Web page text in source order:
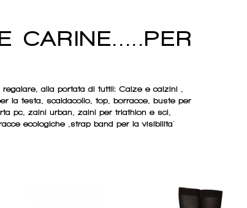
CARINE.....PER
alla portata di tutti!: Calze e calzini ,
la testa, scaldacollo, top, borracce, buste per
pc, zaini urban, zaini per triathlon e sci,
ecologiche ,strap band per la visibilita'